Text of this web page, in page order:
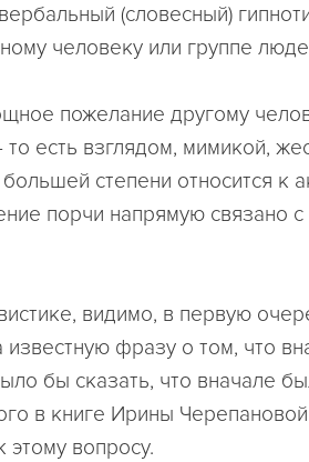
(словесный)
человеку или группе
пожелание другому
есть взглядом, мимикой,
степени относится к
порчи напрямую связано с
видимо, в первую
известную фразу о том, что
бы сказать, что вначале
в книге Ирины
вопросу.